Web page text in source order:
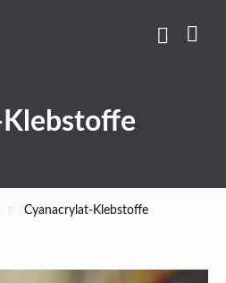
Cyanacrylat-Klebstoffe